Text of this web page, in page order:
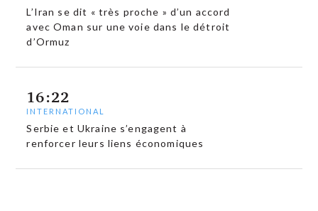
L’Iran se dit « très proche » d’un accord
avec Oman sur une voie dans le détroit
d’Ormuz
16:22
INTERNATIONAL
Serbie et Ukraine s’engagent à
renforcer leurs liens économiques